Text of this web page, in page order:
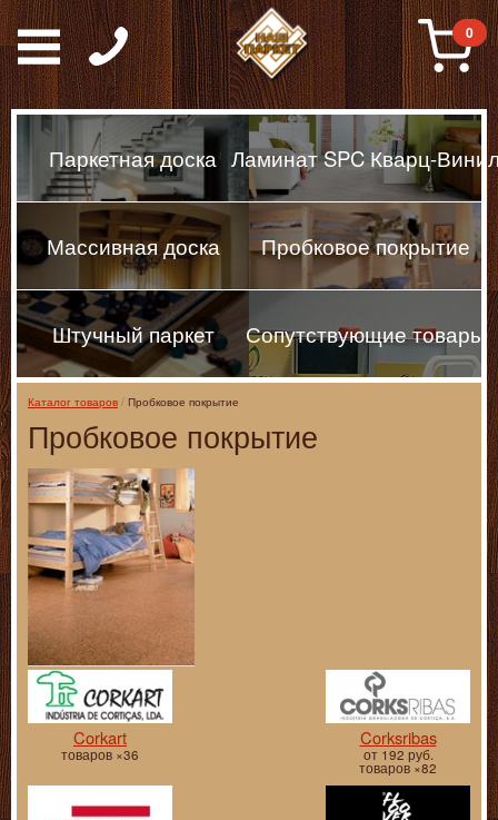
Паркет, Штучный
0
Паркетная доска Ламинат SPC Кварц-
Массивная доска Пробковое покрытие
Штучный паркет Сопутствующие товары
Каталог товаров Пробковое покрытие
Пробковое покрытие
Corkart
товаров ×36
Corksribas
от 192 руб.
товаров ×82